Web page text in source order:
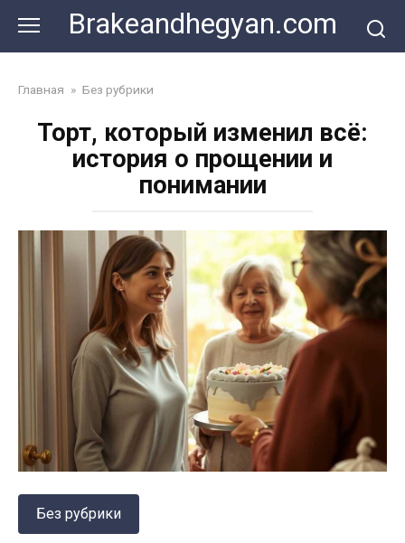
content
Brakeandhegyan.com
Главная » Без рубрики
Торт, который изменил всё:
история о прощении и
понимании
Без рубрики